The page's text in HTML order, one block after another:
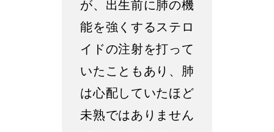
が、出生前に肺の機
能を強くするステロ
イドの注射を打って
いたこともあり、肺
は心配していたほど
未熟ではありません